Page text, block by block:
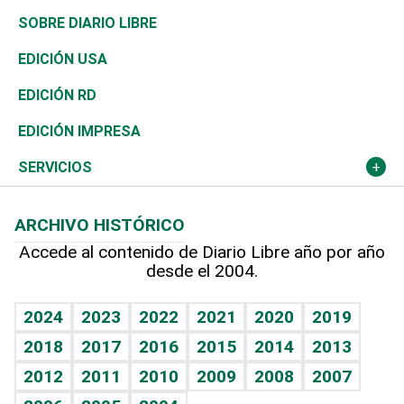
José Boquete
Reportajes
Asia
África
Ocenanía
Caribe
Resto del mundo
Consumo
Vivienda
Telecom.
Global y variable
Economía personal
Belleza
Buena Vida
Sociales
Novedades
Podcast Arte Libre
Hablando con el pediatra
Vida y familia
Eñe
Celebrando la vida
Golf
Ciclismo
Tenis
Olimpismo
Más deportes
Línea de hit
TBT Deportivo
De buena tinta
En Directo
El Espía
Noticiero Poteleche
Columnistas
Más firmas
Clima
Tecnología
Historia
Martes de tecnología
Cambio climático
Mundo
Economía
Revista
Deportes
Opinión
Hecho en casa
Guía del dinero
SOBRE DIARIO LIBRE
EDICIÓN USA
EDICIÓN RD
EDICIÓN IMPRESA
SERVICIOS
Cumpleaños
Horóscopos
Crucigramas
ARCHIVO HISTÓRICO
Accede al contenido de Diario Libre año por año
desde el 2004.
2024 2023 2022 2021 2020
2019
2018
2017 2016 2015 2014
2013
2012
2011 2010 2009 2008
2007